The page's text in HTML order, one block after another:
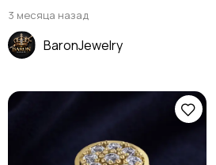
3 месяца назад
BaronJewelry